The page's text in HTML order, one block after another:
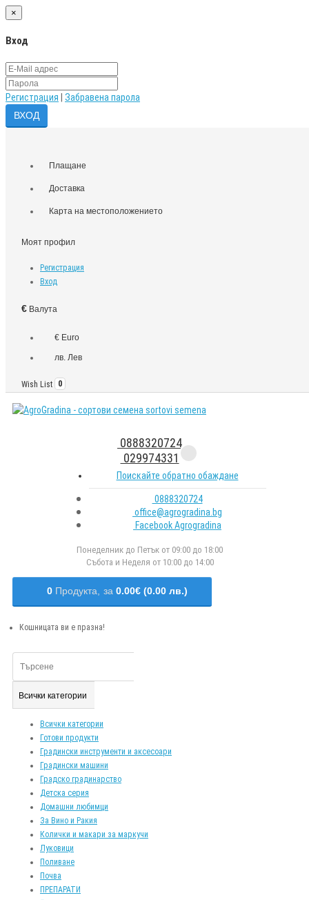
×
Вход
Регистрация Забравена парола
Плащане
Доставка
Карта на местоположението
Моят профил
Регистрация
Вход
€ Валута
€ Euro
лв. Лев
Wish List 0
0888320724
029974331
Поискайте обратно обаждане
0888320724
office@agrogradina.bg
Facebook Agrogradina
Понеделник до Петък от 09:00 до 18:00
Събота и Неделя от 10:00 до 14:00
0 Продукта, за 0.00€ (0.00 лв.)
Кошницата ви е празна!
Всички категории
Всички категории
Готови продукти
Градински инструменти и аксесоари
Градински машини
Градско градинарство
Детска серия
Домашни любимци
За Вино и Ракия
Колички и макари за маркучи
Луковици
Поливане
Почва
ПРЕПАРАТИ